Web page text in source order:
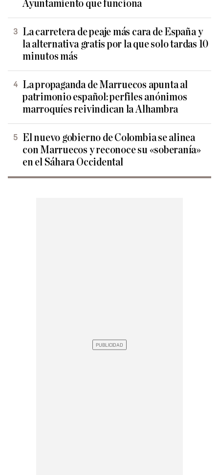
Ayuntamiento que funciona
La carretera de peaje más cara de España y
la alternativa gratis por la que solo tardas 10
minutos más
La propaganda de Marruecos apunta al
patrimonio español: perfiles anónimos
marroquíes reivindican la Alhambra
El nuevo gobierno de Colombia se alinea
con Marruecos y reconoce su «soberanía»
en el Sáhara Occidental